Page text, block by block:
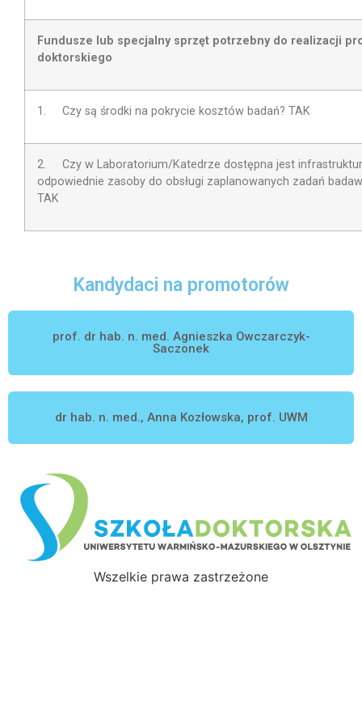
Fundusze lub specjalny sprzęt potrzebny do realizacji
doktorskiego
1. Czy są środki na pokrycie kosztów badań? TAK
2. Czy w Laboratorium/Katedrze dostępna jest
odpowiednie zasoby do obsługi zaplanowanych zadań
TAK
Kandydaci na promotorów
prof. dr hab. n. med. Agnieszka Owczarczyk-
Saczonek
dr hab. n. med., Anna Kozłowska, prof. UWM
Wszelkie prawa zastrzeżone